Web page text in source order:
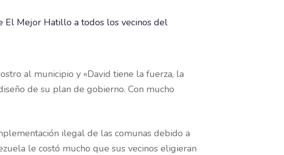
al municipio y «David tiene la fuerza, la
de su plan de gobierno. Con mucho
ilegal de las comunas debido a
le costó mucho que sus vecinos eligieran